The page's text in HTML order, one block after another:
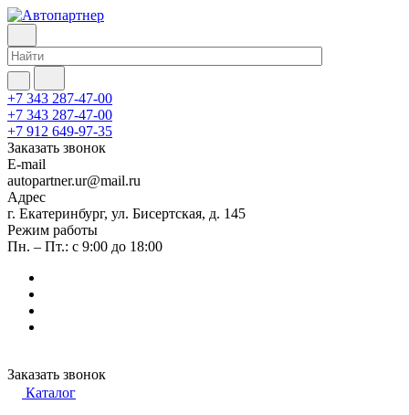
+7 343 287-47-00
+7 343 287-47-00
+7 912 649-97-35
Заказать звонок
E-mail
autopartner.ur@mail.ru
Адрес
г. Екатеринбург, ул. Бисертская, д. 145
Режим работы
Пн. – Пт.: с 9:00 до 18:00
Заказать звонок
Каталог